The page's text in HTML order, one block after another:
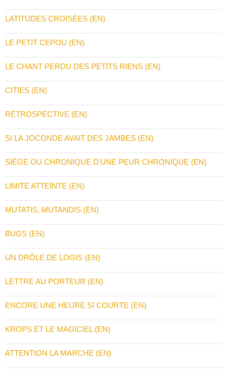
LATITUDES CROISÉES (EN)
LE PETIT CEPOU (EN)
LE CHANT PERDU DES PETITS RIENS (EN)
CITIES (EN)
RÉTROSPECTIVE (EN)
SI LA JOCONDE AVAIT DES JAMBES (EN)
SIÈGE OU CHRONIQUE D’UNE PEUR CHRONIQUE (EN)
LIMITE ATTEINTE (EN)
MUTATIS, MUTANDIS (EN)
BUGS (EN)
UN DRÔLE DE LOGIS (EN)
LETTRE AU PORTEUR (EN)
ENCORE UNE HEURE SI COURTE (EN)
KROPS ET LE MAGICIEL (EN)
ATTENTION LA MARCHE (EN)